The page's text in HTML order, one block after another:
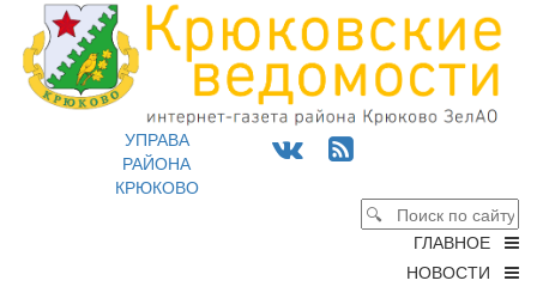
УПРАВА
РАЙОНА
КРЮКОВО
ГЛАВНОЕ
НОВОСТИ